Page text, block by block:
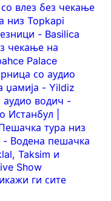
влез без чекање
низ Topkapi
- Basilica
чекање на
Palace
со аудио
џамија - Yildiz
аудио водич -
Истанбул |
тура низ
- Водена пешачка
Taksim и
Show
ги сите